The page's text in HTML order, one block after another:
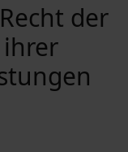
der